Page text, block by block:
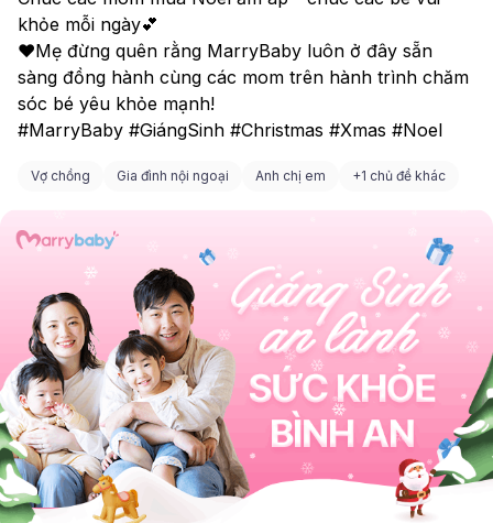
khỏe mỗi ngày💕
❤️Mẹ đừng quên rằng MarryBaby luôn ở đây sẵn
sàng đồng hành cùng các mom trên hành trình chăm
sóc bé yêu khỏe mạnh!
#MarryBaby #GiángSinh #Christmas #Xmas #Noel
Vợ chồng Gia đình nội ngoại Anh chị em +1 chủ đề khác